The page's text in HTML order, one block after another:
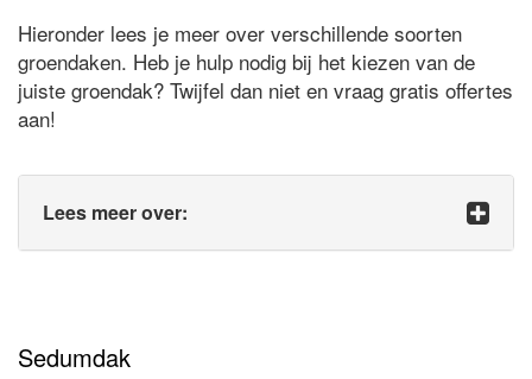
Hieronder lees je meer over verschillende soorten
groendaken. Heb je hulp nodig bij het kiezen van de
juiste groendak? Twijfel dan niet en vraag gratis offertes
aan!
Lees meer over:
Sedumdak